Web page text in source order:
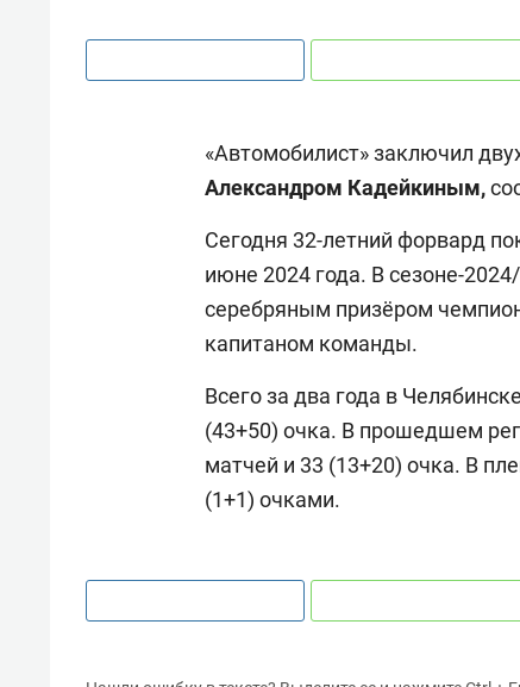
«Автомобилист» заключил
Александром Кадейкиным,
Сегодня 32-летний форвард
июне 2024 года. В сезоне-
серебряным призёром
капитаном команды.
Всего за два года в
(43+50) очка. В прошедшем
матчей и 33 (13+20) очка. В
(1+1) очками.